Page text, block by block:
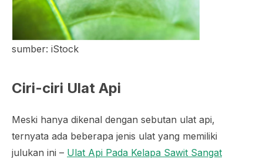
sumber: iStock
Ciri-ciri Ulat Api
Meski hanya dikenal dengan sebutan ulat api,
ternyata ada beberapa jenis ulat yang memiliki
julukan ini – Ulat Api Pada Kelapa Sawit Sangat